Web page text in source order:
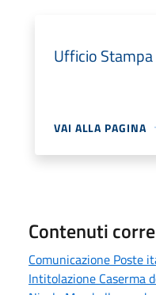
Ufficio Stampa
VAI ALLA PAGINA
Contenuti
Comunicazione Poste
Intitolazione Caserma